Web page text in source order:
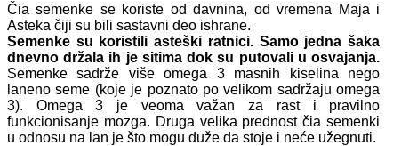
Čia semenke se koriste od davnina, od vremena Maja i
Asteka čiji su bili sastavni deo ishrane.
Semenke su koristili asteški ratnici. Samo jedna šaka
dnevno držala ih je sitima dok su putovali u osvajanja.
Semenke sadrže više omega 3 masnih kiselina nego
laneno seme (koje je poznato po velikom sadržaju omega
3). Omega 3 je veoma važan za rast i pravilno
funkcionisanje mozga. Druga velika prednost čia semenki
u odnosu na lan je što mogu duže da stoje i neće užegnuti.